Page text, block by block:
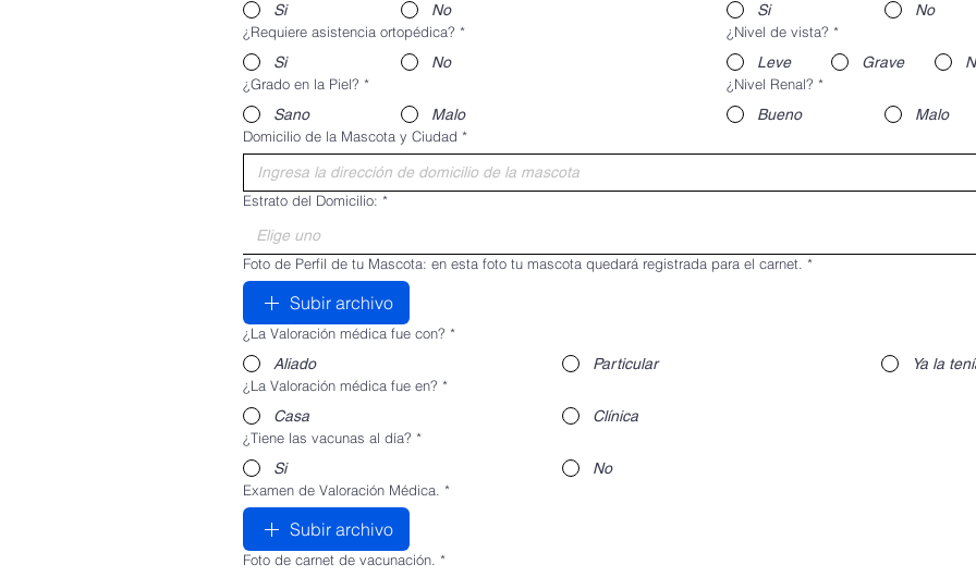
Si
No
Si
No
¿Requiere asistencia ortopédica? *
Si
No
¿Nivel de vista? *
Leve
Grave
¿Grado en la Piel? *
Sano
Malo
¿Nivel Renal? *
Bueno
Malo
Domicilio de la Mascota y Ciudad *
Estrato del Domicilio: *
Elige uno
Foto de Perfil de tu Mascota: en esta foto tu mascota quedará registrada para el carnet. *
Subir archivo
¿La Valoración médica fue con? *
Aliado
Particular
Ya la
¿La Valoración médica fue en? *
Casa
Clínica
¿Tiene las vacunas al día? *
Si
No
Examen de Valoración Médica. *
Subir archivo
Foto de carnet de vacunación. *